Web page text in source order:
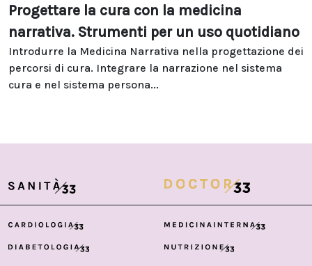
Progettare la cura con la medicina
narrativa. Strumenti per un uso quotidiano
Introdurre la Medicina Narrativa nella progettazione dei
percorsi di cura. Integrare la narrazione nel sistema
cura e nel sistema persona...